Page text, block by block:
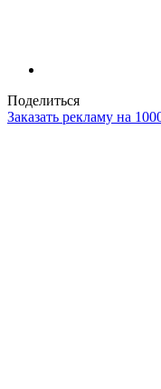
Поделиться
Заказать рекламу на